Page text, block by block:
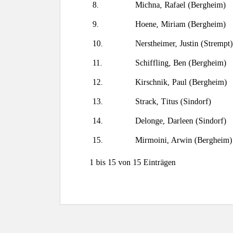
8. Michna, Rafael (Bergheim)
9. Hoene, Miriam (Bergheim)
10. Nerstheimer, Justin (Strempt)
11. Schiffling, Ben (Bergheim)
12. Kirschnik, Paul (Bergheim)
13. Strack, Titus (Sindorf)
14. Delonge, Darleen (Sindorf)
15. Mirmoini, Arwin (Bergheim)
1 bis 15 von 15 Einträgen